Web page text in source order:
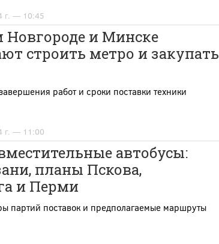
г. — 10:45
и Минске
строить метро и закупать
работ и сроки поставки техники
г. — 11:00
автобусы:
планы Пскова,
и Перми
партий поставок и предполагаемые маршруты